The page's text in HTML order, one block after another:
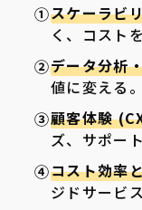
スケーラビ
く、コスト
データ分析
値に変える。
顧客体験
ズ、サポー
コスト効率
ジドサービ